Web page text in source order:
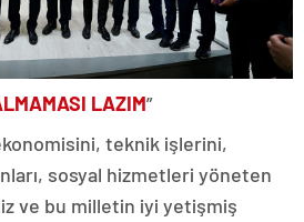
LAZIM”
teknik işlerini,
sosyal hizmetleri yöneten
ve bu milletin iyi yetişmiş